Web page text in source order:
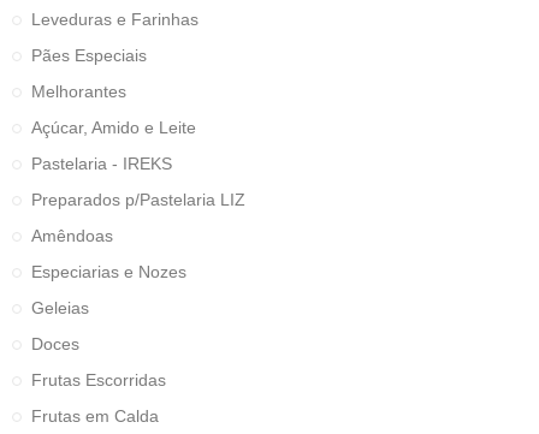
Leveduras e Farinhas
Pães Especiais
Melhorantes
Açúcar, Amido e Leite
Pastelaria - IREKS
Preparados p/Pastelaria LIZ
Amêndoas
Especiarias e Nozes
Geleias
Doces
Frutas Escorridas
Frutas em Calda